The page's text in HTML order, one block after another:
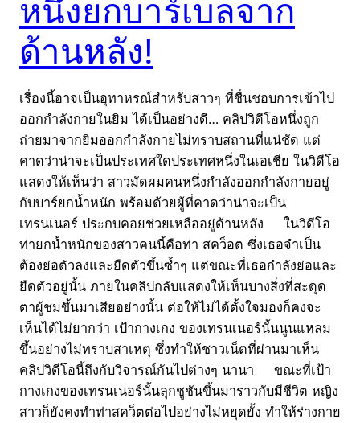
หนึ่งยกบาร์เบลจาก
ด้านหลัง!
เรื่องนี้อาจเป็นอุทาหรณ์สำหรับสาวๆ ที่ชื่นชอบการเข้าไป
ออกกำลังกายในยิม ได้เป็นอย่างดี… คลิปวิดีโอหนึ่งถูก
ถ่ายมาจากยิมออกกำลังกายไม่ทราบสถานที่แน่ชัด แต่
คาดว่าน่าจะเป็นประเทศใดประเทศหนึ่งในเอเชีย ในวิดีโอ
แสดงให้เห็นว่า สาวมัดผมคนหนึ่งกำลังออกกำลังกายอยู่
กับบาร์ยกน้ำหนัก พร้อมด้วยผู้ที่คาดว่าน่าจะเป็น
เทรนเนอร์ ประกบคอยช่วยเหลืออยู่ด้านหลัง ในวิดีโอ
ท่ายกน้ำหนักของสาวคนนี้คือท่า สคว็อต ซึ่งเธอจำเป็น
ต้องย่อตัวลงและยืดตัวขึ้นซ้ำๆ แต่ขณะที่เธอกำลังย่อและ
ยืดตัวอยู่นั้น ภายในคลิปกลับแสดงให้เห็นบางสิ่งที่สะดุด
ตาผู้ชมขึ้นมาเสียอย่างนั้น ต่อให้ไม่ได้ตั้งใจมองก็คงจะ
เห็นได้ไม่ยากว่า เป้ากางเกง ของเทรนเนอร์นั้นนูนแหลม
ขึ้นอย่างไม่ทราบสาเหตุ ซึ่งทำให้ชาวเน็ตที่ผ่านมาเห็น
คลิปวิดีโอนี้ถึงกับวิจารณ์กันไปต่างๆ นานา ขณะที่เป้า
กางเกงของเทรนเนอร์นั้นลุกชูชันขึ้นมาราวกับมีชีวิต หญิง
สาวก็ยังคงทำท่าสคว็ตต่อไปอย่างไม่หยุดยั้ง ทำให้ร่างกาย